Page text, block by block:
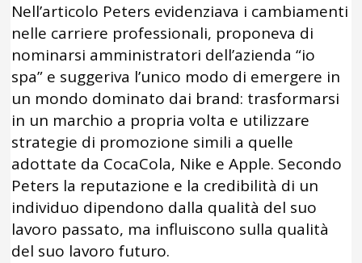
Nell’articolo Peters evidenziava i cambiamenti
nelle carriere professionali, proponeva di
nominarsi amministratori dell’azienda “io
spa” e suggeriva l’unico modo di emergere in
un mondo dominato dai brand: trasformarsi
in un marchio a propria volta e utilizzare
strategie di promozione simili a quelle
adottate da CocaCola, Nike e Apple. Secondo
Peters la reputazione e la credibilità di un
individuo dipendono dalla qualità del suo
lavoro passato, ma influiscono sulla qualità
del suo lavoro futuro.